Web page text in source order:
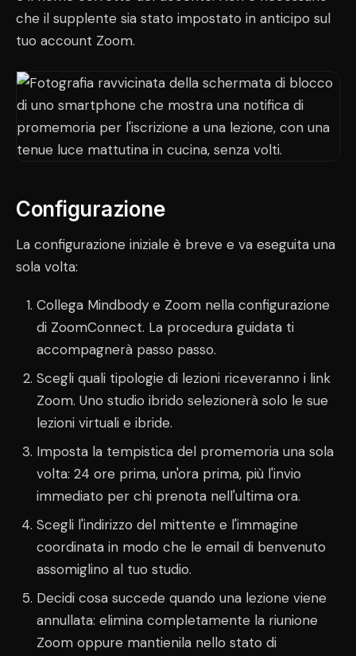
che il supplente sia stato impostato in anticipo sul
tuo account Zoom.
Configurazione
La configurazione iniziale è breve e va eseguita una
sola volta:
Collega Mindbody e Zoom nella configurazione
di ZoomConnect. La procedura guidata ti
accompagnerà passo passo.
Scegli quali tipologie di lezioni riceveranno i link
Zoom. Uno studio ibrido selezionerà solo le sue
lezioni virtuali e ibride.
Imposta la tempistica del promemoria una sola
volta: 24 ore prima, un'ora prima, più l'invio
immediato per chi prenota nell'ultima ora.
Scegli l'indirizzo del mittente e l'immagine
coordinata in modo che le email di benvenuto
assomiglino al tuo studio.
Decidi cosa succede quando una lezione viene
annullata: elimina completamente la riunione
Zoom oppure mantienila nello stato di